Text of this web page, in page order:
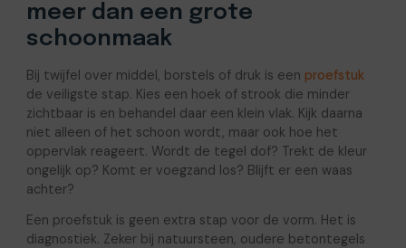
meer dan een grote
schoonmaak
Bij twijfel over middel, borstels of druk is een proefstuk
de veiligste stap. Kies een hoek of strook die minder
zichtbaar is en behandel daar een klein vlak. Kijk daarna
niet alleen of het schoon wordt, maar ook hoe het
oppervlak reageert. Wordt de tegel dof? Trekt de kleur
ongelijk op? Komt er voegzand los? Blijft er een waas
achter?
Een proefstuk is geen extra stap voor de vorm. Het is
diagnostiek. Zeker bij natuursteen, oudere betontegels